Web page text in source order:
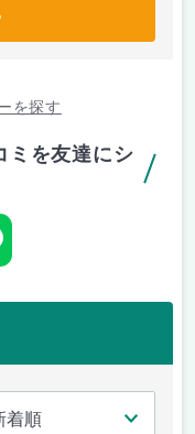
を探す
ミを友達にシ